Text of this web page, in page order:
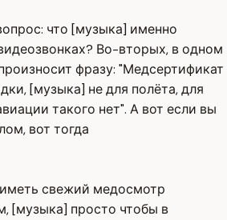
что [музыка] именно
Во-вторых, в одном
фразу: "Медсертификат
[музыка] не для полёта, для
такого нет". А вот если вы
вот тогда
свежий медосмотр
[музыка] просто чтобы в